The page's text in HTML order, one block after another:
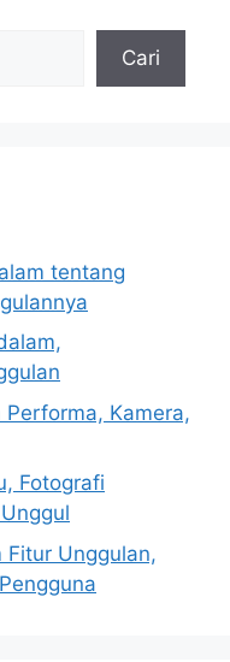
Cari
tentang
Kamera,
Fotografi
Fitur Unggulan,